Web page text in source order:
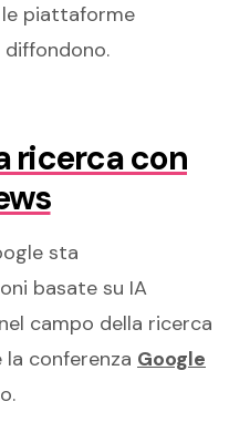
piattaforme
ricerca con
sta
basate su IA
campo della ricerca
conferenza Google